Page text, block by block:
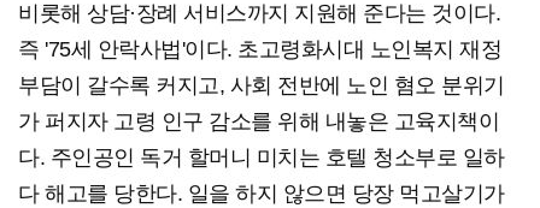
비롯해 상담·장례 서비스까지 지원해 준다는 것이다.
즉 '75세 안락사법'이다. 초고령화시대 노인복지 재정
부담이 갈수록 커지고, 사회 전반에 노인 혐오 분위기
가 퍼지자 고령 인구 감소를 위해 내놓은 고육지책이
다. 주인공인 독거 할머니 미치는 호텔 청소부로 일하
다 해고를 당한다. 일을 하지 않으면 당장 먹고살기가